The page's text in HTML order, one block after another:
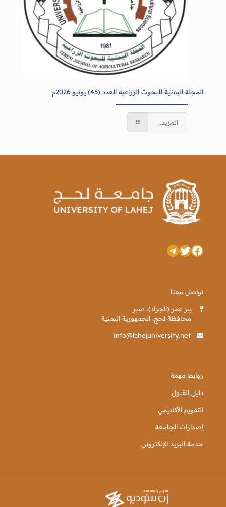
المجلة اليمنية للبحوث الزراعية العدد (45) يونيو 2026م
المزيد..
فيسبوك
تويترتيليجرام
تواصل معنا
بير عمر (الجراد)، صبر
محافظة لحج، الجمهورية اليمنية
info@lahejuniversity.net
روابط مهمة
دليل القبول
التقويم الأكاديمي
إصدارات الجامعة
خدمة البريد الإلكتروني